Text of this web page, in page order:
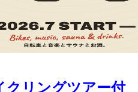
クリングツアー付